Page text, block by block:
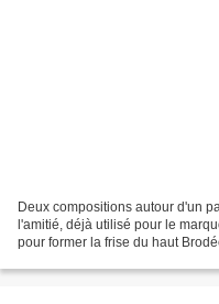
Deux compositions autour d'un
l'amitié, déjà utilisé pour le
pour former la frise du haut